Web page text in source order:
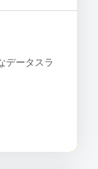
データスラ